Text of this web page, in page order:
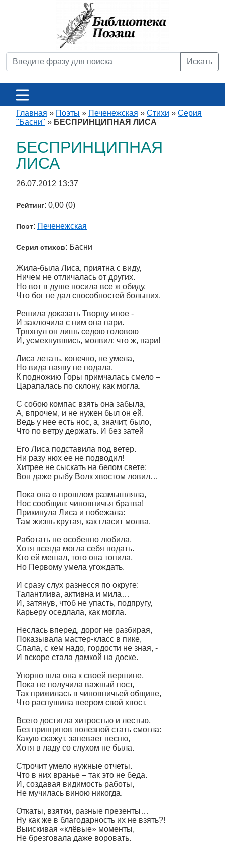
Искать
Главная » Поэты » Печенежская » Стихи » Серия
"Басни" » БЕСПРИНЦИПНАЯ ЛИСА
БЕСПРИНЦИПНАЯ
ЛИСА
26.07.2012 13:37
Рейтинг: 0,00 (0)
Поэт: Печенежская
Серия стихов: Басни
Жила-была Лиса, приятна с виду,
Ничем не отличалась от других.
Но вот в душе носила все ж обиду,
Что бог не дал способностей больших.
Решила доказать Творцу иное -
И заключила с ним она пари.
Тряхнул он лишь седою головою
И, усмехнувшись, молвил: что ж, пари!
Лиса летать, конечно, не умела,
Но вида наяву не подала.
К подножию Горы примчалась смело –
Царапалась по склону, как могла.
С собою компас взять она забыла,
А, впрочем, и не нужен был он ей.
Ведь у нее есть нос, а, значит, было,
Что по ветру держать. И без затей
Его Лиса подставила под ветер.
Ни разу нюх ее не подводил!
Хитрее не сыскать на белом свете:
Вон даже рыбу Волк хвостом ловил…
Пока она о прошлом размышляла,
Нос сообщил: чиновничья братва!
Прикинула Лиса и побежала:
Там жизнь крутая, как гласит молва.
Работать не особенно любила,
Хотя всегда могла себя подать.
Кто ей мешал, того она топила,
Но Первому умела угождать.
И сразу слух разнесся по округе:
Талантлива, активна и мила…
И, затянув, чтоб не упасть, подпругу,
Карьеру оседлала, как могла.
Неслась вперед, дорог не разбирая,
Показывала мастер-класс в пике,
Спала, с кем надо, гордости не зная, -
И вскоре стала дамкой на доске.
Упорно шла она к своей вершине,
Пока не получила важный пост,
Так прижилась в чиновничьей общине,
Что распушила веером свой хвост.
Всего достигла хитростью и лестью,
Без принципов полезной стать смогла:
Какую скажут, запевает песню,
Хотя в ладу со слухом не была.
Строчит умело нужные отчеты.
Что в них вранье – так это не беда.
И, создавая видимость работы,
Не мучилась виною никогда.
Откаты, взятки, разные презенты…
Ну как же в благодарность их не взять?!
Выискивая «клёвые» моменты,
Не брезговала даже воровать.